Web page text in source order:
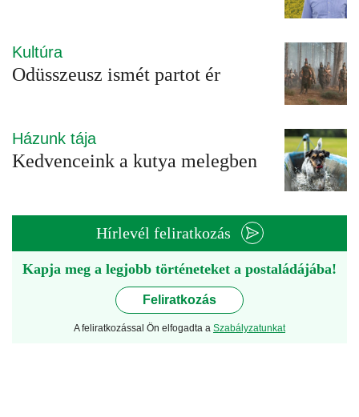
Kultúra
Odüsszeusz ismét partot ér
Házunk tája
Kedvenceink a kutya melegben
Hírlevél feliratkozás
Kapja meg a legjobb történeteket a postaládájába!
Feliratkozás
A feliratkozással Ön elfogadta a Szabályzatunkat